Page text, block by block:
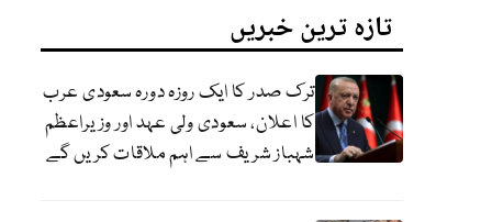
تازہ ترین خبریں
ترک صدر کا ایک روزہ دورہ سعودی عرب
کا اعلان، سعودی ولی عہد اور وزیراعظم
شہباز شریف سے اہم ملاقات کریں گے